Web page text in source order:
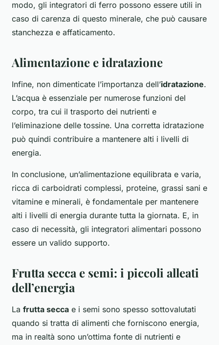
modo, gli integratori di ferro possono essere utili in
caso di carenza di questo minerale, che può causare
stanchezza e affaticamento.
Alimentazione e idratazione
Infine, non dimenticate l’importanza dell’idratazione.
L’acqua è essenziale per numerose funzioni del
corpo, tra cui il trasporto dei nutrienti e
l’eliminazione delle tossine. Una corretta idratazione
può quindi contribuire a mantenere alti i livelli di
energia.
In conclusione, un’alimentazione equilibrata e varia,
ricca di carboidrati complessi, proteine, grassi sani e
vitamine e minerali, è fondamentale per mantenere
alti i livelli di energia durante tutta la giornata. E, in
caso di necessità, gli integratori alimentari possono
essere un valido supporto.
Frutta secca e semi: i piccoli alleati
dell’energia
La frutta secca e i semi sono spesso sottovalutati
quando si tratta di alimenti che forniscono energia,
ma in realtà sono un’ottima fonte di nutrienti e